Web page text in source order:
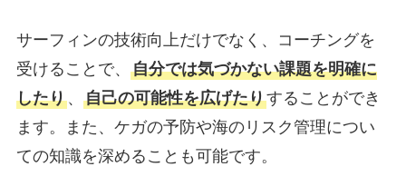
サーフィンの技術向上だけでなく、コーチングを
受けることで、 自分では気づかない課題を明確に
したり、 自己の可能性を広げたりすることができ
ます。また、ケガの予防や海のリスク管理につい
ての知識を深めることも可能です。